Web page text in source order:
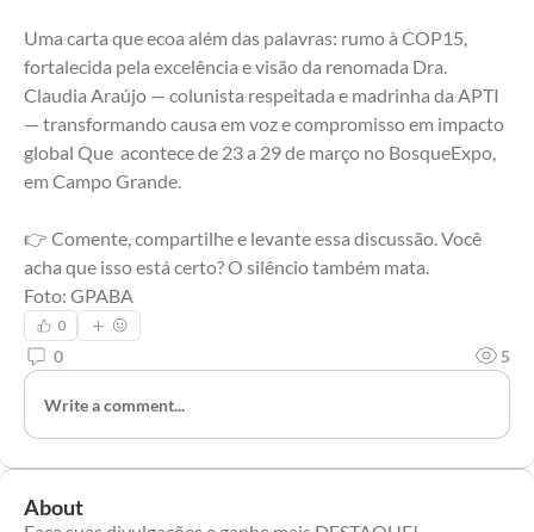
Uma carta que ecoa além das palavras: rumo à COP15,
fortalecida pela excelência e visão da renomada Dra.
Claudia Araújo — colunista respeitada e madrinha da APTI
— transformando causa em voz e compromisso em impacto
global Que  acontece de 23 a 29 de março no BosqueExpo,
em Campo Grande.
👉 Comente, compartilhe e levante essa discussão. Você
acha que isso está certo? O silêncio também mata.
Foto: GPABA
0
0 5
Write a comment...
About